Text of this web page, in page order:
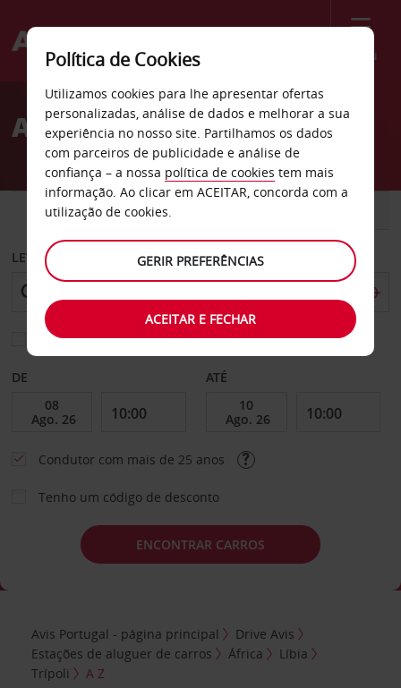
Menu
Welcome
AvisAluguer de carros Trípoli
CARRO
LEVANTAR EM
Escolher uma estação de devolução diferente
DE ATÉ
Condutor com mais de 25 anos
Tenho um código de desconto
ENCONTRAR CARROS
Avis Portugal - página principal
Drive Avis
Estações de aluguer de carros
África
Líbia
Trípoli
A Z
Política de Cookies
Utilizamos cookies para lhe apresentar ofertas
personalizadas, análise de dados e melhorar a sua
experiência no nosso site. Partilhamos os dados
com parceiros de publicidade e análise de
confiança – a nossa política de cookies tem mais
informação. Ao clicar em ACEITAR, concorda com a
utilização de cookies.
GERIR PREFERÊNCIAS
ACEITAR E FECHAR